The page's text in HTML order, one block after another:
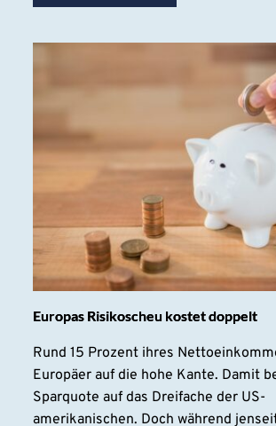
Europas Risikoscheu kostet doppelt
Rund 15 Prozent ihres
Europäer auf die hohe Kante. Damit
Sparquote auf das Dreifache der US-
amerikanischen. Doch während